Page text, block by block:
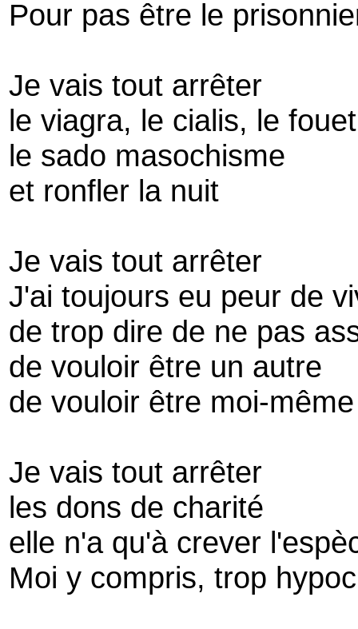
Pour pas être le
Je vais tout arrêter
le viagra, le cialis, le fouet
le sado masochisme
et ronfler la nuit
Je vais tout arrêter
J'ai toujours eu peur de
de trop dire de ne pas
de vouloir être un autre
de vouloir être moi-même
Je vais tout arrêter
les dons de charité
elle n'a qu'à crever
Moi y compris, trop